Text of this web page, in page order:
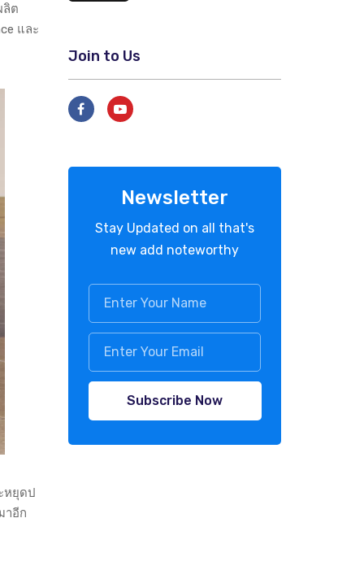
ลิต
และ
หยุดป
าอีก
Join to Us
Newsletter
Stay Updated on all that's
new add noteworthy
Subscribe Now